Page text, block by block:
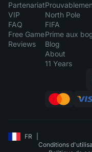
Partenariat
VIP
FAQ
Free Game
Reviews
North Pole
FIFA
Prime aux
Blog
About
11 Years
FR
Conditions